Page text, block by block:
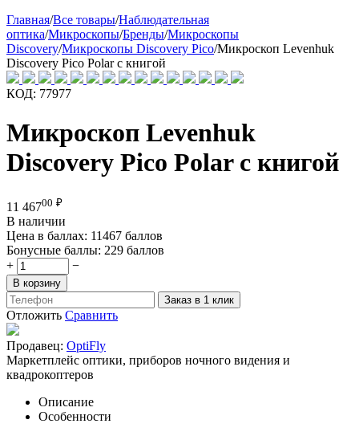
Главная/Все товары/Наблюдательная
оптика/Микроскопы/Бренды/Микроскопы
Discovery/Микроскопы Discovery Pico/Микроскоп Levenhuk
Discovery Pico Polar с книгой
КОД: 77977
Микроскоп Levenhuk
Discovery Pico Polar с книгой
11 46700 ₽
В наличии
Цена в баллах: 11467 баллов
Бонусные баллы: 229 баллов
+
−
В корзину
Заказ в 1 клик
Отложить Сравнить
Продавец: OptiFly
Маркетплейс оптики, приборов ночного видения и
квадрокоптеров
Описание
Особенности